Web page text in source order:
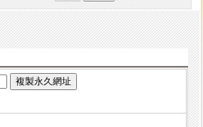
複製永久網址